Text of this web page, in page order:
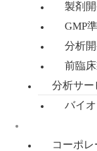
製剤
GMP
分析
前臨
分析サー
バイ
コーポ